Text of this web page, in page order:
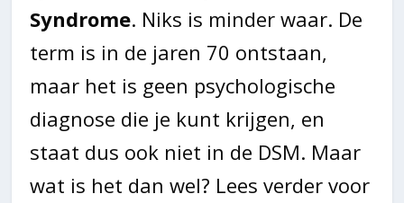
Syndrome. Niks is minder waar. De
term is in de jaren 70 ontstaan,
maar het is geen psychologische
diagnose die je kunt krijgen, en
staat dus ook niet in de DSM. Maar
wat is het dan wel? Lees verder voor